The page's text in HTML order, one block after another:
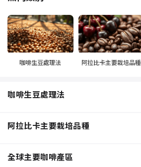
咖啡生豆處理法 阿拉比卡主要栽培品種
咖啡生豆處理法
阿拉比卡主要栽培品種
全球主要咖啡產區